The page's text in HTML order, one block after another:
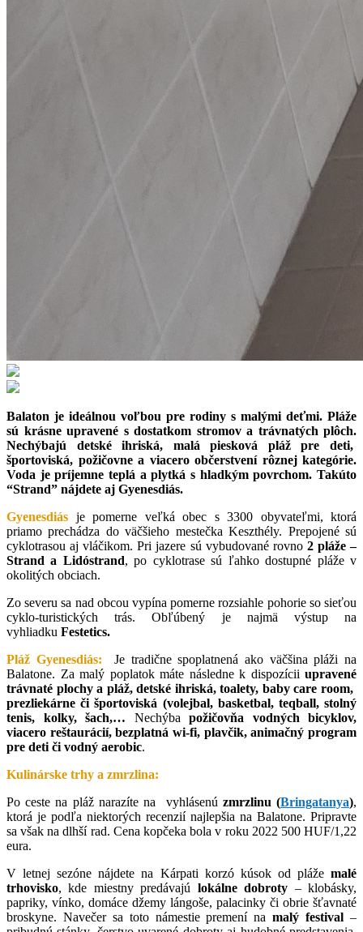
Balaton je ideálnou voľbou pre rodiny s malými deťmi. Pláže
sú krásne upravené s dostatkom stromov a trávnatých plôch.
Nechýbajú detské ihriská, malá piesková pláž pre deti,
športoviská, požičovne a viacero občerstvení rôznej kategórie.
Voda je príjemne teplá a plytká s hladkým povrchom. Takúto
“Strand” nájdete aj Gyenesdiás.
Gyenesdiás je pomerne veľká obec s 3300 obyvateľmi, ktorá
priamo prechádza do väčšieho mestečka Keszthély. Prepojené sú
cyklotrasou aj vláčikom. Pri jazere sú vybudované rovno 2 pláže –
Strand a Lidóstrand, po cyklotrase sú ľahko dostupné pláže v
okolitých obciach.
Zo severu sa nad obcou vypína pomerne rozsiahle pohorie so sieťou
cyklo-turistických trás. Obľúbený je najmä výstup na
vyhliadku Festetics.
Pláž Gyenesdiás: Je tradične spoplatnená ako väčšina pláži na
Balatone. Za malý poplatok máte následne k dispozícii upravené
trávnaté plochy a pláž, detské ihriská, toalety, baby care room,
prezliekárne či športoviská (volejbal, basketbal, teqball, stolný
tenis, kolky, šach,… Nechýba požičovňa vodných bicyklov,
viacero reštaurácií, bezplatná wi-fi, plavčik, animačný program
pre deti či vodný aerobic.
Kulinárske trhy a zmrzlina:
Po ceste na pláž narazíte na vyhlásenú zmrzlinu (Bringatanya),
ktorá je podľa niektorých recenzií najlepšia na Balatone. Pripravte
sa však na dlhší rad. Cena kopčeka bola v roku 2022 500 HUF/1,22
eura.
V letnej sezóne nájdete na Kárpati korzó kúsok od pláže malé
trhovisko, kde miestny predávajú lokálne dobroty – klobásky,
papriky, vínko, domáce džemy lángoše, palacinky či obrie šťavnaté
broskyne. Navečer sa toto námestie premení namalý festival –